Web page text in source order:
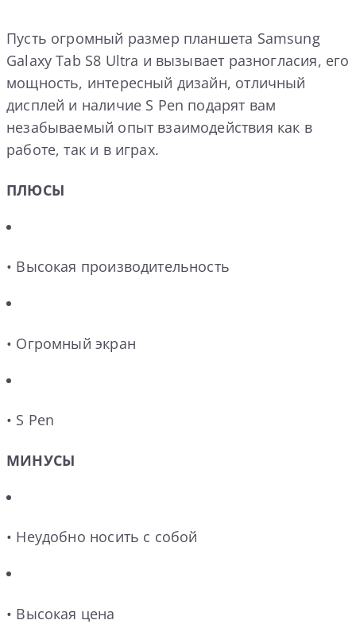
Пусть огромный размер планшета Samsung
Galaxy Tab S8 Ultra и вызывает разногласия, его
мощность, интересный дизайн, отличный
дисплей и наличие S Pen подарят вам
незабываемый опыт взаимодействия как в
работе, так и в играх.
ПЛЮСЫ
• Высокая производительность
• Огромный экран
• S Pen
МИНУСЫ
• Неудобно носить с собой
• Высокая цена